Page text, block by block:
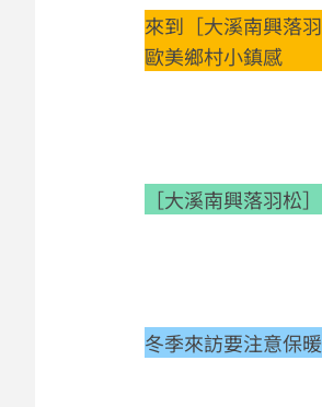
來到［大溪南興落
歐美鄉村小鎮感
［大溪南興落羽松
冬季來訪要注意保